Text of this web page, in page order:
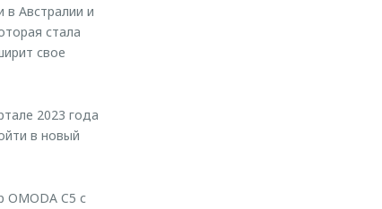
в Австралии и
стала
свое
2023 года
в новый
C5 с